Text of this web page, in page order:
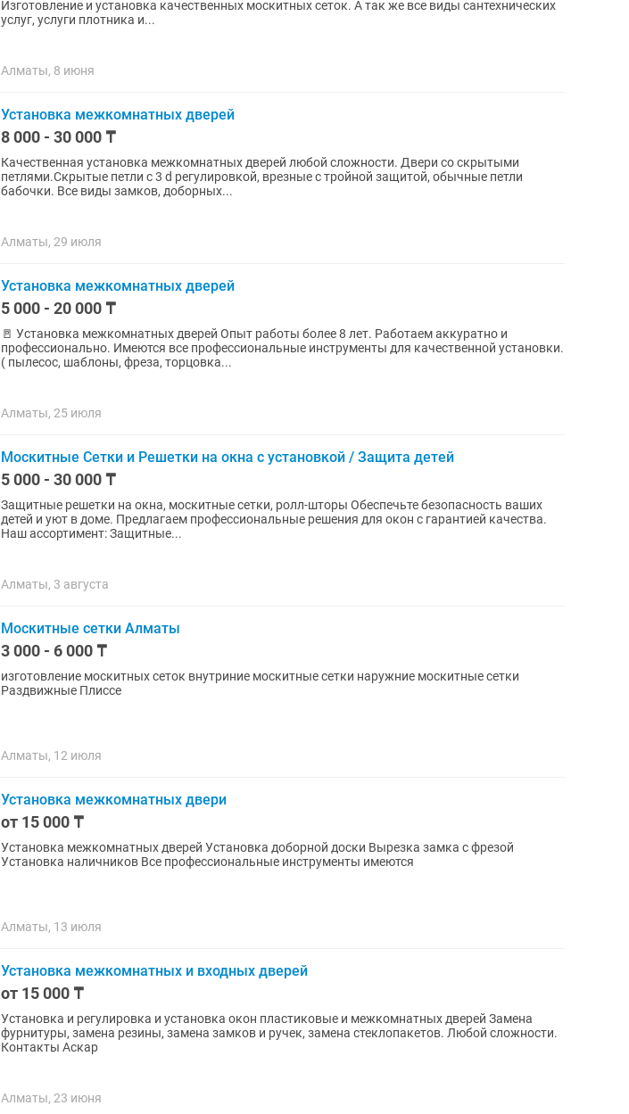
Изготовление и установка качественных москитных сеток. А так же все виды сантехнических
услуг, услуги плотника и...
Алматы, 8 июня
Установка межкомнатных дверей
8 000 - 30 000 ₸
Качественная установка межкомнатных дверей любой сложности. Двери со скрытыми
петлями.Скрытые петли с 3 d регулировкой, врезные с тройной защитой, обычные петли
бабочки. Все виды замков, доборных...
Алматы, 29 июля
Установка межкомнатных дверей
5 000 - 20 000 ₸
🚪 Установка межкомнатных дверей Опыт работы более 8 лет. Работаем аккуратно и
профессионально. Имеются все профессиональные инструменты для качественной установки.
( пылесос, шаблоны, фреза, торцовка...
Алматы, 25 июля
Москитные Сетки и Решетки на окна с установкой / Защита детей
5 000 - 30 000 ₸
Защитные решетки на окна, москитные сетки, ролл-шторы Обеспечьте безопасность ваших
детей и уют в доме. Предлагаем профессиональные решения для окон с гарантией качества.
Наш ассортимент: Защитные...
Алматы, 3 августа
Москитные сетки Алматы
3 000 - 6 000 ₸
изготовление москитных сеток внутриние москитные сетки наружние москитные сетки
Раздвижные Плиссе
Алматы, 12 июля
Установка межкомнатных двери
от 15 000 ₸
Установка межкомнатных дверей Установка доборной доски Вырезка замка с фрезой
Установка наличников Все профессиональные инструменты имеются
Алматы, 13 июля
Установка межкомнатных и входных дверей
от 15 000 ₸
Установка и регулировка и установка окон пластиковые и межкомнатных дверей Замена
фурнитуры, замена резины, замена замков и ручек, замена стеклопакетов. Любой сложности.
Контакты Аскар
Алматы, 23 июня